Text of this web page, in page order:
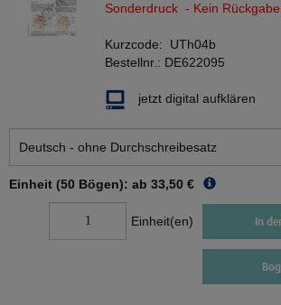
Sonderdruck - Kein
Kurzcode: UTh04b
Bestellnr.: DE622095
jetzt digital aufklären
Einheit (50 Bögen): ab 33,50 €
Einheit(en) In